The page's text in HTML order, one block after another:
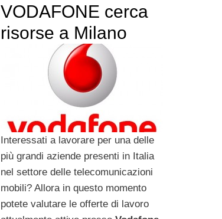
VODAFONE cerca
risorse a Milano
Interessati a lavorare per una delle
più grandi aziende presenti in Italia
nel settore delle telecomunicazioni
mobili? Allora in questo momento
potete valutare le offerte di lavoro